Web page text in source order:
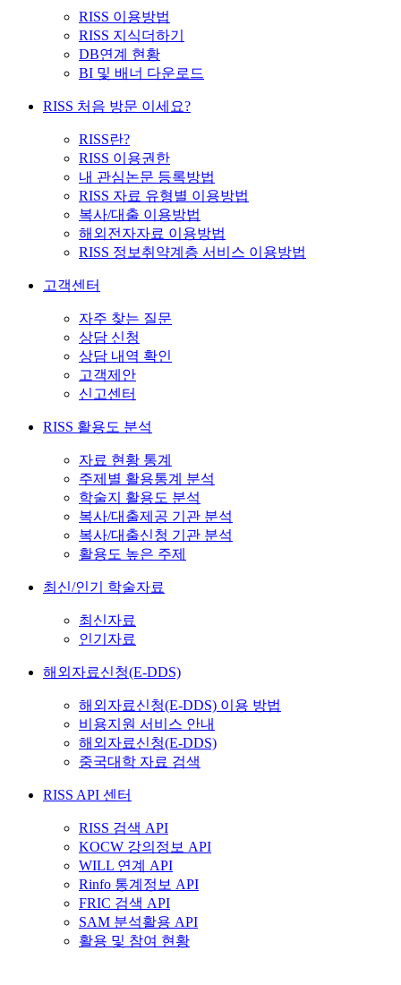
RISS 이용방법
RISS 지식더하기
DB연계 현황
BI 및 배너 다운로드
RISS 처음 방문 이세요?
RISS란?
RISS 이용권한
내 관심논문 등록방법
RISS 자료 유형별 이용방법
복사/대출 이용방법
해외전자자료 이용방법
RISS 정보취약계층 서비스 이용방법
고객센터
자주 찾는 질문
상담 신청
상담 내역 확인
고객제안
신고센터
RISS 활용도 분석
자료 현황 통계
주제별 활용통계 분석
학술지 활용도 분석
복사/대출제공 기관 분석
복사/대출신청 기관 분석
활용도 높은 주제
최신/인기 학술자료
최신자료
인기자료
해외자료신청(E-DDS)
해외자료신청(E-DDS) 이용 방법
비용지원 서비스 안내
해외자료신청(E-DDS)
중국대학 자료 검색
RISS API 센터
RISS 검색 API
KOCW 강의정보 API
WILL 연계 API
Rinfo 통계정보 API
FRIC 검색 API
SAM 분석활용 API
활용 및 참여 현황